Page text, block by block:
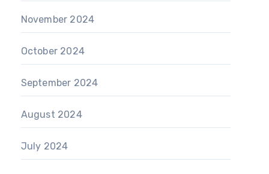
November 2024
October 2024
September 2024
August 2024
July 2024